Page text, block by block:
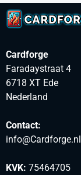
Cardforge
Faradaystraat 4
6718 XT Ede
Nederland
Contact:
info@Cardforge.nl
KVK: 75464705